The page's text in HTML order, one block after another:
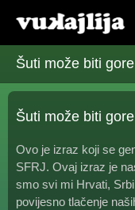
Šuti može biti gore
Šuti može biti gore
Ovo je izraz koji se
SFRJ. Ovaj izraz je
smo svi mi Hrvati,
povijesno tlačenje